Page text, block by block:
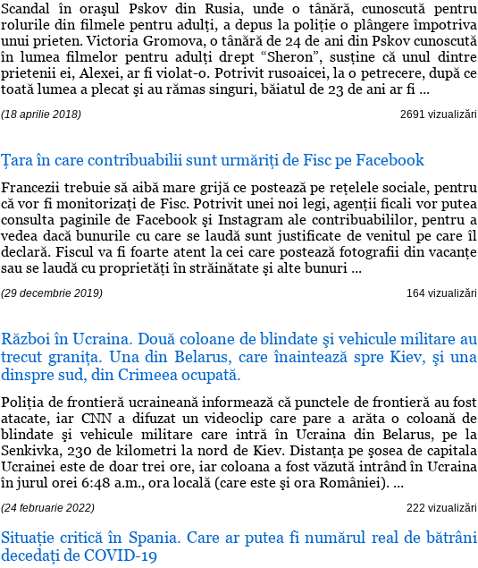
Scandal în oraşul Pskov din Rusia, unde o tânără, cunoscută pentru
rolurile din filmele pentru adulţi, a depus la poliţie o plângere împotriva
unui prieten. Victoria Gromova, o tânără de 24 de ani din Pskov cunoscută
în lumea filmelor pentru adulţi drept “Sheron”, susţine că unul dintre
prietenii ei, Alexei, ar fi violat-o. Potrivit rusoaicei, la o petrecere, după ce
toată lumea a plecat şi au rămas singuri, băiatul de 23 de ani ar fi ...
(18 aprilie 2018) 2691 vizualizări
Ţara în care contribuabilii sunt urmăriţi de Fisc pe Facebook
Francezii trebuie să aibă mare grijă ce postează pe reţelele sociale, pentru
că vor fi monitorizaţi de Fisc. Potrivit unei noi legi, agenţii ficali vor putea
consulta paginile de Facebook şi Instagram ale contribuabililor, pentru a
vedea dacă bunurile cu care se laudă sunt justificate de venitul pe care îl
declară. Fiscul va fi foarte atent la cei care postează fotografii din vacanţe
sau se laudă cu proprietăţi în străinătate şi alte bunuri ...
(29 decembrie 2019) 164 vizualizări
Război în Ucraina. Două coloane de blindate şi vehicule militare au
trecut graniţa. Una din Belarus, care înaintează spre Kiev, şi una
dinspre sud, din Crimeea ocupată.
Poliţia de frontieră ucraineană informează că punctele de frontieră au fost
atacate, iar CNN a difuzat un videoclip care pare a arăta o coloană de
blindate şi vehicule militare care intră în Ucraina din Belarus, pe la
Senkivka, 230 de kilometri la nord de Kiev. Distanţa pe şosea de capitala
Ucrainei este de doar trei ore, iar coloana a fost văzută intrând în Ucraina
în jurul orei 6:48 a.m., ora locală (care este şi ora României). ...
(24 februarie 2022) 222 vizualizări
Situaţie critică în Spania. Care ar putea fi numărul real de bătrâni
decedaţi de COVID-19